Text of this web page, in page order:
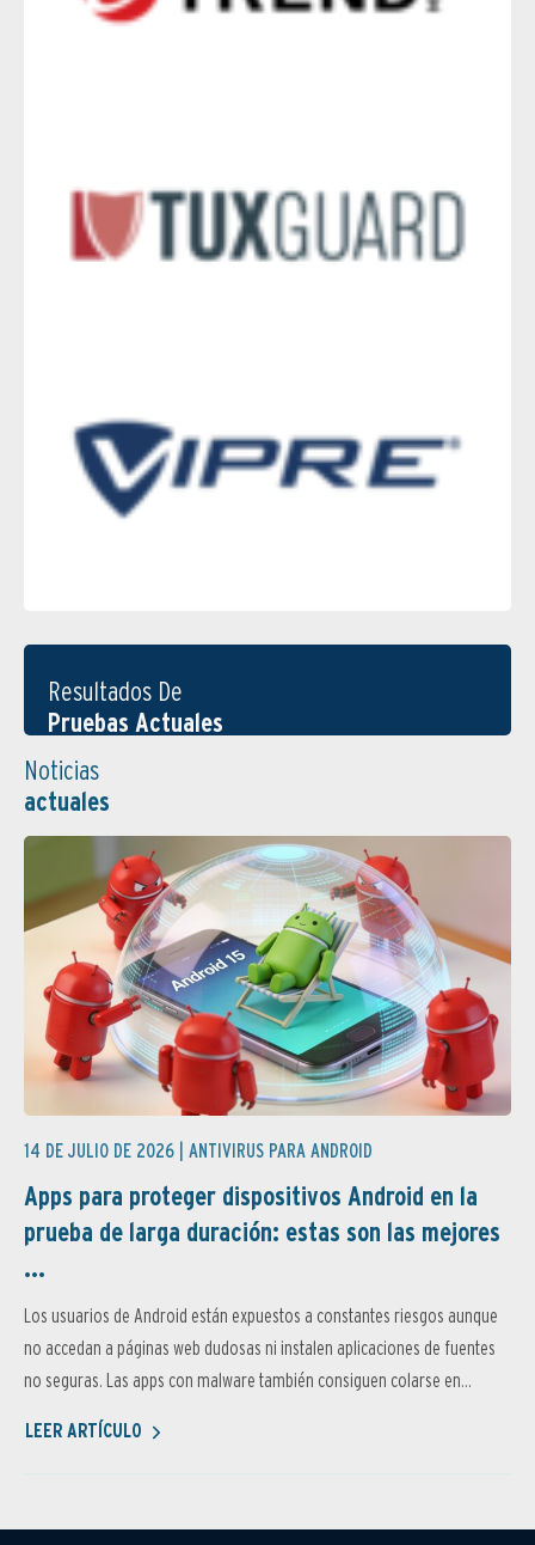
Resultados De
Pruebas Actuales
Noticias
actuales
14 DE JULIO DE 2026 | ANTIVIRUS PARA ANDROID
Apps para proteger dispositivos Android en la
prueba de larga duración: estas son las mejores
...
Los usuarios de Android están expuestos a constantes riesgos aunque
no accedan a páginas web dudosas ni instalen aplicaciones de fuentes
no seguras. Las apps con malware también consiguen colarse en...
LEER ARTÍCULO